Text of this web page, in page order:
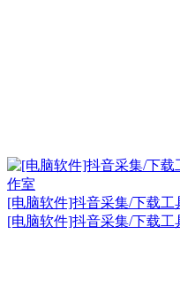
[电脑软件]抖音采集/下载工
[电脑软件]抖音采集/下载工